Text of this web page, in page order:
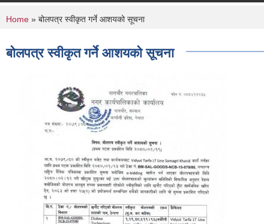
You are here
Home » बोलपत्र स्वीकृत गर्ने आशयको सूचना
बोलपत्र स्वीकृत गर्ने आशयको सूचना